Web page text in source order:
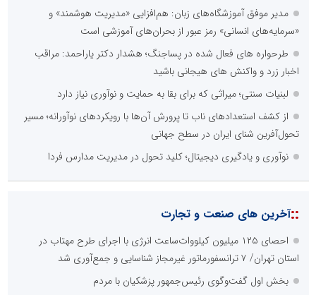
مدیر موفق آموزشگاه‌های زبان: هم‌افزایی «مدیریت هوشمند» و
«سرمایه‌های انسانی» رمز عبور از بحران‌های آموزشی است
طرحواره های فعال شده در پساجنگ؛ هشدار دکتر یاراحمد: مراقب
اخبار زرد و واکنش های هیجانی باشید
لبنیات سنتی؛ میراثی که برای بقا به حمایت و نوآوری نیاز دارد
از کشف استعدادهای ناب تا پرورش آن‌ها با رویکردهای نوآورانه؛ مسیر
تحول‌آفرین شنای ایران در سطح جهانی
نوآوری و یادگیری دیجیتال؛ کلید تحول در مدیریت مدارس فردا
::آخرین های صنعت و تجارت
احصای ۱۲۵ میلیون کیلووات‌ساعت انرژی با اجرای طرح مهتاب در
استان تهران/ ۷ ترانسفورماتور غیرمجاز شناسایی و جمع‌آوری شد
بخش اول گفت‌وگوی رئیس‌جمهور پزشکیان با مردم